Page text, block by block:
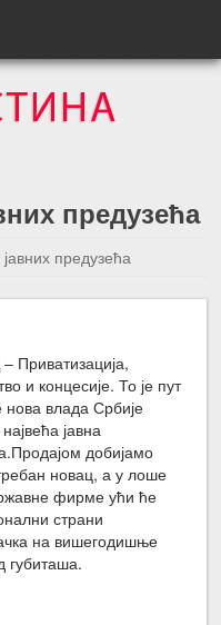
предузећа
предузећа
вест
Следећа вест →
Приватизација,
и концесије. То је пут
нова влада Србије
јавна
добијамо
новац, а у лоше
фирме ући ће
страни
на вишегодишње
губиташа.